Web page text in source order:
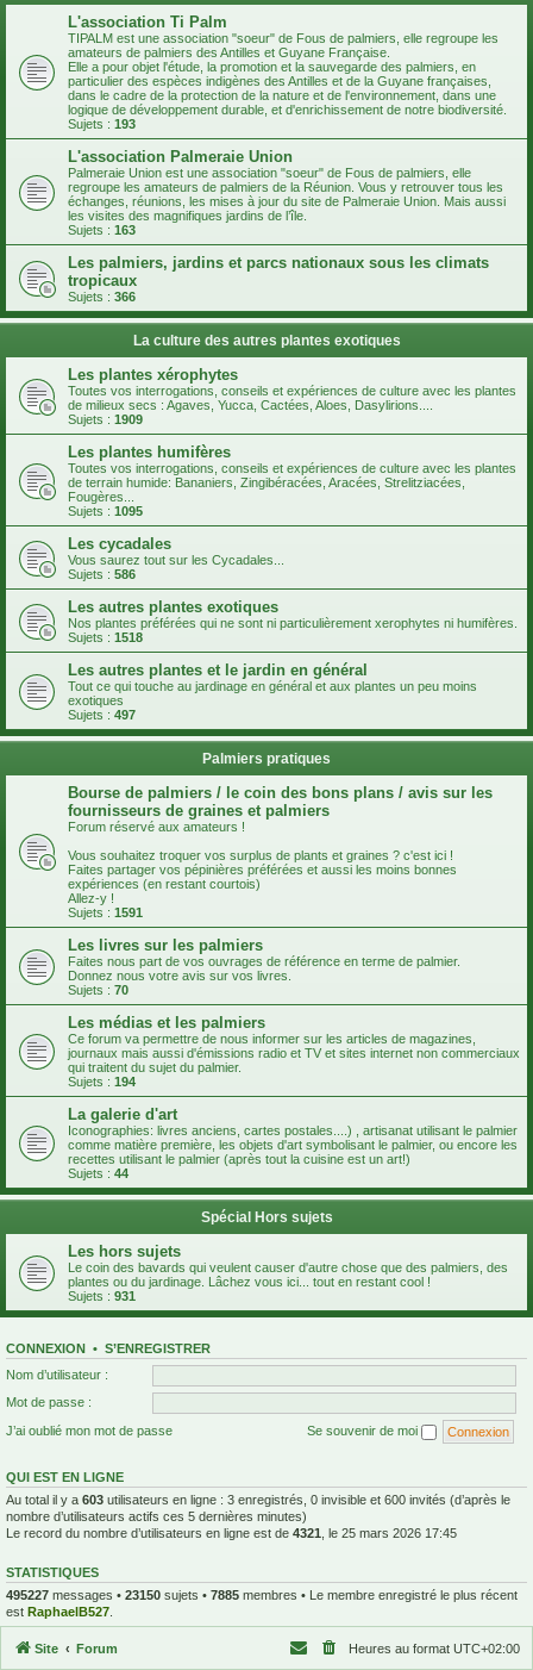
L'association Ti Palm
TIPALM est une association "soeur" de Fous de palmiers, elle regroupe les
amateurs de palmiers des Antilles et Guyane Française.
Elle a pour objet l'étude, la promotion et la sauvegarde des palmiers, en
particulier des espèces indigènes des Antilles et de la Guyane françaises,
dans le cadre de la protection de la nature et de l'environnement, dans une
logique de développement durable, et d'enrichissement de notre biodiversité.
Sujets : 193
L'association Palmeraie Union
Palmeraie Union est une association "soeur" de Fous de palmiers, elle
regroupe les amateurs de palmiers de la Réunion. Vous y retrouver tous les
échanges, réunions, les mises à jour du site de Palmeraie Union. Mais aussi
les visites des magnifiques jardins de l’île.
Sujets : 163
Les palmiers, jardins et parcs nationaux sous les climats
tropicaux
Sujets : 366
La culture des autres plantes exotiques
Les plantes xérophytes
Toutes vos interrogations, conseils et expériences de culture avec les plantes
de milieux secs : Agaves, Yucca, Cactées, Aloes, Dasylirions....
Sujets : 1909
Les plantes humifères
Toutes vos interrogations, conseils et expériences de culture avec les plantes
de terrain humide: Bananiers, Zingibéracées, Aracées, Strelitziacées,
Fougères...
Sujets : 1095
Les cycadales
Vous saurez tout sur les Cycadales...
Sujets : 586
Les autres plantes exotiques
Nos plantes préférées qui ne sont ni particulièrement xerophytes ni humifères.
Sujets : 1518
Les autres plantes et le jardin en général
Tout ce qui touche au jardinage en général et aux plantes un peu moins
exotiques
Sujets : 497
Palmiers pratiques
Bourse de palmiers / le coin des bons plans / avis sur les
fournisseurs de graines et palmiers
Forum réservé aux amateurs !
Vous souhaitez troquer vos surplus de plants et graines ? c'est ici !
Faites partager vos pépinières préférées et aussi les moins bonnes
expériences (en restant courtois)
Allez-y !
Sujets : 1591
Les livres sur les palmiers
Faites nous part de vos ouvrages de référence en terme de palmier.
Donnez nous votre avis sur vos livres.
Sujets : 70
Les médias et les palmiers
Ce forum va permettre de nous informer sur les articles de magazines,
journaux mais aussi d'émissions radio et TV et sites internet non commerciaux
qui traitent du sujet du palmier.
Sujets : 194
La galerie d'art
Iconographies: livres anciens, cartes postales....) , artisanat utilisant le palmier
comme matière première, les objets d'art symbolisant le palmier, ou encore les
recettes utilisant le palmier (après tout la cuisine est un art!)
Sujets : 44
Spécial Hors sujets
Les hors sujets
Le coin des bavards qui veulent causer d'autre chose que des palmiers, des
plantes ou du jardinage. Lâchez vous ici... tout en restant cool !
Sujets : 931
CONNEXION • S’ENREGISTRER
Nom d’utilisateur :
Mot de passe :
J’ai oublié mon mot de passe
Se souvenir de moi
QUI EST EN LIGNE
Au total il y a 603 utilisateurs en ligne : 3 enregistrés, 0 invisible et 600 invités (d’après le
nombre d’utilisateurs actifs ces 5 dernières minutes)
Le record du nombre d’utilisateurs en ligne est de 4321 , le 25 mars 2026 17:45
STATISTIQUES
495227 messages • 23150 sujets • 7885 membres • Le membre enregistré le plus récent
est RaphaelB527
Site Forum Heures au format UTC+02:00